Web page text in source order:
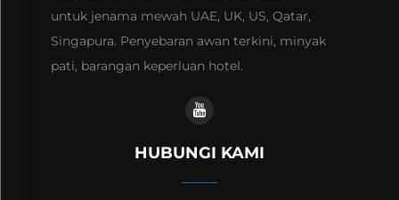
untuk jenama mewah UAE, UK, US, Qatar,
Singapura. Penyebaran awan terkini, minyak
pati, barangan keperluan hotel.
HUBUNGI KAMI